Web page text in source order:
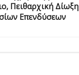
Πειθαρχική Δίωξη
Επενδύσεων